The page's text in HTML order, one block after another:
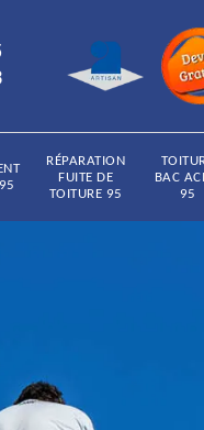
RÉPARATION
FUITE DE
TOITURE 95
BAC
95